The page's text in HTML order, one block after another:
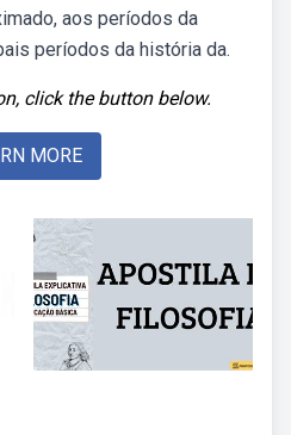
aos períodos da
períodos da história da.
click the button below.
MORE